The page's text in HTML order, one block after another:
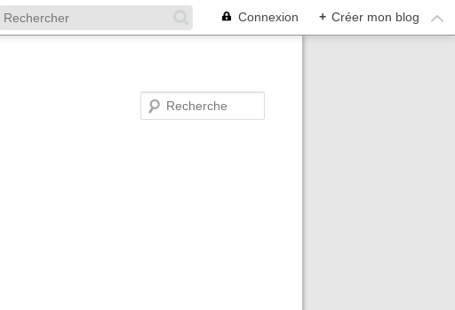
Connexion + Créer mon blog